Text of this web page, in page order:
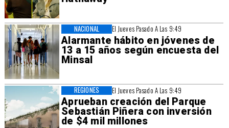
El Jueves Pasado A Las 9:49
Alarmante hábito en jóvenes de
13 a 15 años según encuesta del
Minsal
NACIONAL
El Jueves Pasado A Las 9:49
Aprueban creación del Parque
Sebastián Piñera con inversión
de $4 mil millones
REGIONES